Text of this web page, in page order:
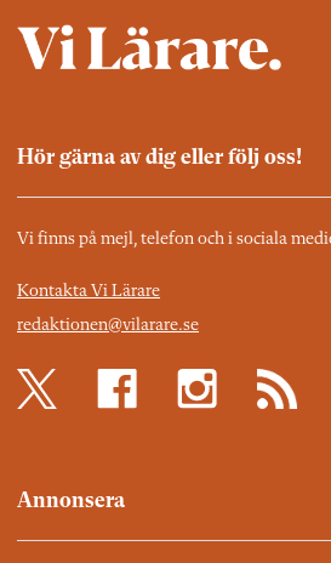
Hör gärna av dig eller följ oss!
Vi finns på mejl, telefon och i sociala
Kontakta Vi Lärare
redaktionen@vilarare.se
Annonsera